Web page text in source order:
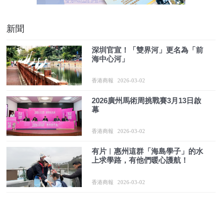
新聞
深圳官宣！「雙界河」更名為「前
海中心河」
香港商報 2026-03-02
2026廣州馬術周挑戰賽3月13日啟
幕
香港商報 2026-03-02
有片︱惠州這群「海島學子」的水
上求學路，有他們暖心護航！
香港商報 2026-03-02